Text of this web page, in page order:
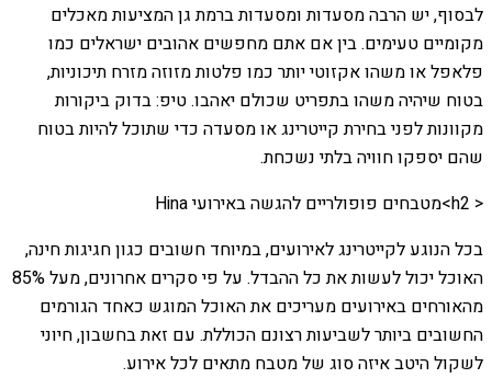
לבסוף, יש הרבה מסעדות ומסעדות ברמת גן המציעות מאכלים
מקומיים טעימים. בין אם אתם מחפשים אהובים ישראלים כמו
פלאפל או משהו אקזוטי יותר כמו פלטות מזוזה מזרח תיכוניות,
בטוח שיהיה משהו בתפריט שכולם יאהבו. טיפ: בדוק ביקורות
מקוונות לפני בחירת קייטרינג או מסעדה כדי שתוכל להיות בטוח
שהם יספקו חוויה בלתי נשכחת.
< h2>מטבחים פופולריים להגשה באירועי Hina
בכל הנוגע לקייטרינג לאירועים, במיוחד חשובים כגון חגיגות חינה,
האוכל יכול לעשות את כל ההבדל. על פי סקרים אחרונים, מעל 85%
מהאורחים באירועים מעריכים את האוכל המוגש כאחד הגורמים
החשובים ביותר לשביעות רצונם הכוללת. עם זאת בחשבון, חיוני
לשקול היטב איזה סוג של מטבח מתאים לכל אירוע.